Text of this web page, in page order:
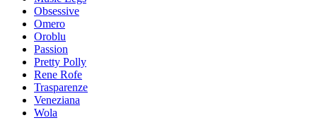
Obsessive
Omero
Oroblu
Passion
Pretty Polly
Rene Rofe
Trasparenze
Veneziana
Wola